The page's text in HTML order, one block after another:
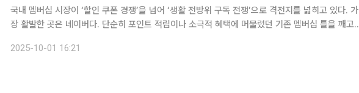
국내 멤버십 시장이 ‘할인 쿠폰 경쟁’을 넘어 ‘생활 전방위 구독 전쟁’으로 격전지를 넓히고 있다. 가
장 활발한 곳은 네이버다. 단순히 포인트 적립이나 소극적 혜택에 머물렀던 기존 멤버십 틀을 깨고
는 1일 글로벌 택시 호출 플랫폼 ‘우버 택시’와 손잡고 네이
2025-10-01 16:21